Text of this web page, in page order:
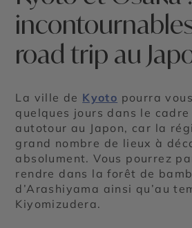
road trip au
La ville de Kyoto pourra
quelques jours dans le
autotour au Japon, car la
grand nombre de lieux à
absolument. Vous pourrez
rendre dans la forêt de
d’Arashiyama ainsi qu’au
Kiyomizudera.